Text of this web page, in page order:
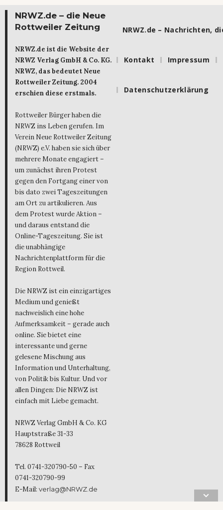
NRWZ.de – die Neue
Rottweiler Zeitung
NRWZ.de ist die Website der
NRWZ Verlag GmbH & Co. KG.
NRWZ, das bedeutet Neue
Rottweiler Zeitung. 2004
erschien diese erstmals.
Rottweiler Bürger haben die
NRWZ ins Leben gerufen. Im
Verein Neue Rottweiler Zeitung
(NRWZ) e.V. haben sie sich über
mehrere Monate engagiert –
um zunächst ihren Protest
gegen den Fortgang einer von
bis dato zwei Tageszeitungen
am Ort zu artikulieren. Aus
dem Protest wurde Aktion –
und daraus entstand die
Online-Tageszeitung. Sie ist
die unabhängige
Nachrichtenplattform für die
Region Rottweil.
Die NRWZ ist ein einzigartiges
Medium und genießt
nachweislich eine hohe
Aufmerksamkeit – gerade auch
online. Sie bietet eine
interessante und gerne
gelesene Mischung aus
Information und Unterhaltung,
von Politik bis Kultur. Und vor
allen Dingen: Die NRWZ ist
einfach mit Liebe gemacht.
NRWZ Verlag GmbH & Co. KG
Hauptstraße 31-33
78628 Rottweil
Tel. 0741-320790-50 – Fax
0741-320790-99
E-Mail: verlag@NRWZ.de
NRWZ.de – Nachrichten,
Kontakt Impressum
Datenschutzerklärung